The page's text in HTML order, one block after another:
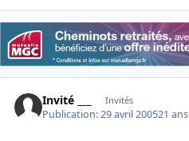
Invité ___ Invités
Publication:29 avril 200521 ans